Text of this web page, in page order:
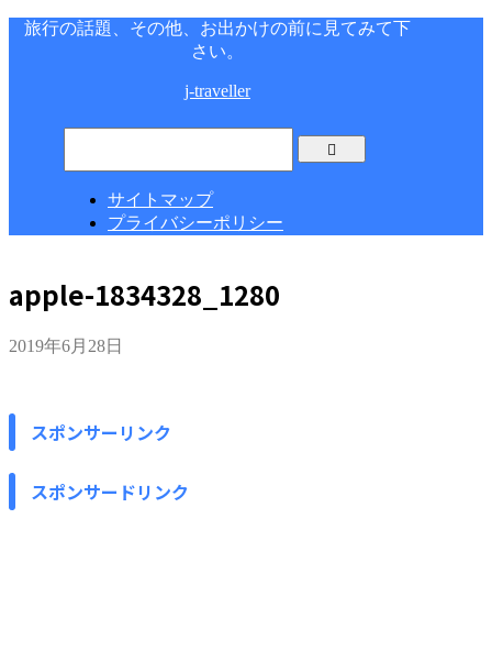
旅行の話題、その他、お出かけの前に見てみて下
さい。
j-traveller
サイトマップ
プライバシーポリシー
apple-1834328_1280
2019年6月28日
スポンサーリンク
スポンサードリンク